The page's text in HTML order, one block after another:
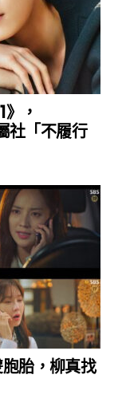
，
社「不履行
胎，柳真找